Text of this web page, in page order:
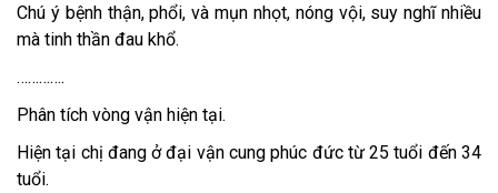
Chú ý bệnh thận, phổi, và mụn nhọt, nóng vội, suy nghĩ nhiều
mà tinh thần đau khổ.
………….
Phân tích vòng vận hiện tại.
Hiện tại chị đang ở đại vận cung phúc đức từ 25 tuổi đến 34
tuổi.